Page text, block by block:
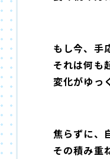
もし今、手
それは何も
変化がゆっ
焦らずに、
その積み重